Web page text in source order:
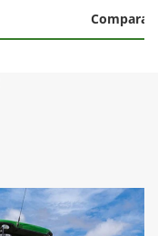
Comparar